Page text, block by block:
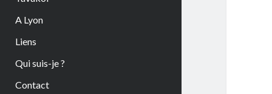
A Lyon
Liens
Qui suis-je ?
Contact